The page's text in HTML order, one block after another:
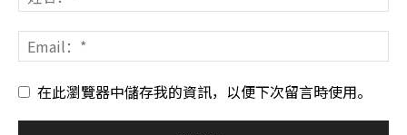
在此瀏覽器中儲存我的資訊，以便下次留言時使用。